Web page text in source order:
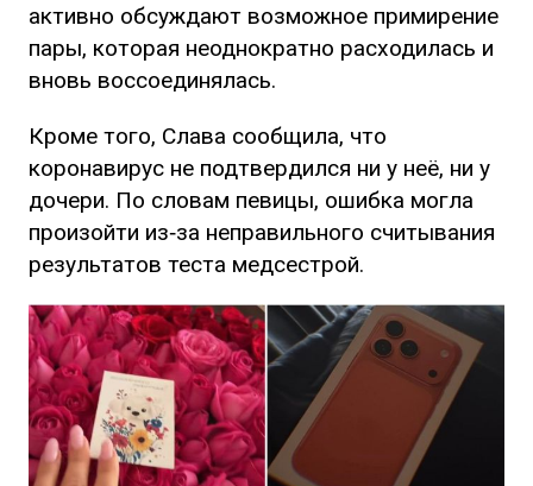
активно обсуждают возможное примирение
пары, которая неоднократно расходилась и
вновь воссоединялась.
Кроме того, Слава сообщила, что
коронавирус не подтвердился ни у неё, ни у
дочери. По словам певицы, ошибка могла
произойти из‑за неправильного считывания
результатов теста медсестрой.